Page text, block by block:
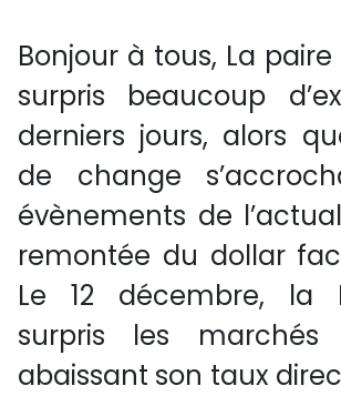
Bonjour à tous, La paire
surpris beaucoup
derniers jours, alors
de change
évènements de
remontée du dollar
Le 12 décembre, la
surpris les marchés
abaissant son taux